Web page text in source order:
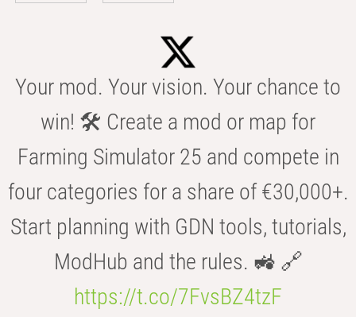
Your mod. Your vision. Your chance to
win! 🛠️ Create a mod or map for
Farming Simulator 25 and compete in
four categories for a share of €30,000+.
Start planning with GDN tools, tutorials,
ModHub and the rules. 🚜 🔗
https://t.co/7FvsBZ4tzF